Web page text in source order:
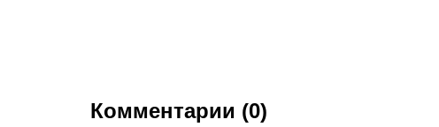
Комментарии (0)